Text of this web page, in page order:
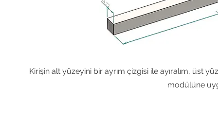
Kirişin alt yüzeyini bir ayrım çizgisi ile ayıralım, üst
modülüne